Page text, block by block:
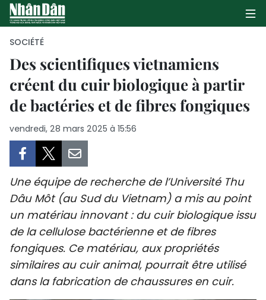
PAGE D'ACCUEIL
POLITIQUE
CULTURE
TOURISME
ENVIRONNEMENT
SPORT
SOCIÉTÉ
Des scientifiques vietnamiens
créent du cuir biologique à partir
de bactéries et de fibres fongiques
vendredi, 28 mars 2025 à 15:56
Une équipe de recherche de l’Université Thu
Dâu Môt (au Sud du Vietnam) a mis au point
un matériau innovant : du cuir biologique issu
de la cellulose bactérienne et de fibres
fongiques. Ce matériau, aux propriétés
similaires au cuir animal, pourrait être utilisé
dans la fabrication de chaussures en cuir.